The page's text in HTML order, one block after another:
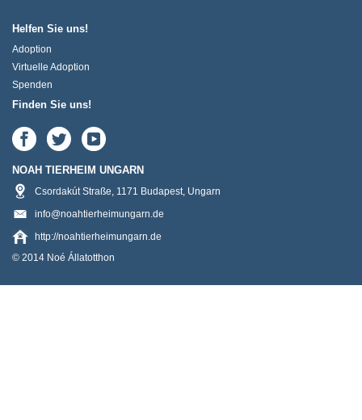
Helfen Sie uns!
Adoption
Virtuelle Adoption
Spenden
Finden Sie uns!
NOAH TIERHEIM UNGARN
Csordakút Straße, 1171 Budapest, Ungarn
info@noahtierheimungarn.de
http://noahtierheimungarn.de
© 2014 Noé Állatotthon